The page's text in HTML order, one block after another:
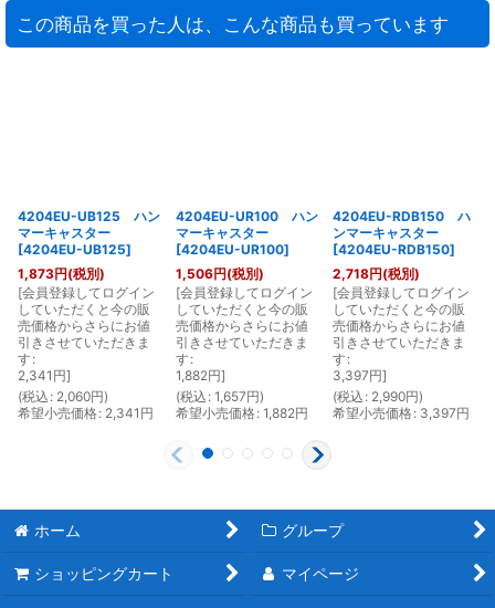
この商品を買った人は、こんな商品も買っています
4204EU-UB125 ハン
マーキャスター
[4204EU-UB125]
1,873円(税別)
[会員登録してログイン
していただくと今の販
売価格からさらにお値
引きさせていただきま
す :
2,341 円]
(税込 : 2,060円)
希望小売価格: 2,341 円
4204EU-UR100 ハン
マーキャスター
[4204EU-UR100]
1,506円(税別)
[会員登録してログイン
していただくと今の販
売価格からさらにお値
引きさせていただきま
す :
1,882円]
(税込 : 1,657円)
希望小売価格: 1,882円
4204EU-RDB150 ハ
ンマーキャスター
[4204EU-RDB150]
2,718円(税別)
[会員登録してログイン
していただくと今の販
売価格からさらにお値
引きさせていただきま
す :
3,397円]
(税込 : 2,990円)
希望小売価格: 3,397円
ホーム グループ
ショッピングカート マイページ